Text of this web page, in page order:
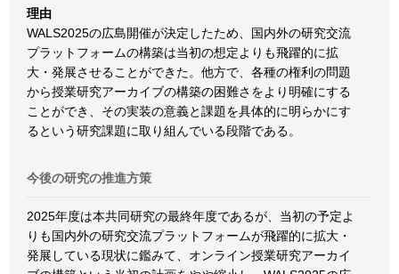
理由
WALS2025の広島開催が決定したため、国内外の研究交流
プラットフォームの構築は当初の想定よりも飛躍的に拡
大・発展させることができた。他方で、各種の権利の問題
から授業研究アーカイブの構築の困難さをより明確にする
ことができ、その実装の意義と課題を具体的に明らかにす
るという研究課題に取り組んでいる段階である。
今後の研究の推進方策
2025年度は本共同研究の最終年度であるが、当初の予定よ
りも国内外の研究交流プラットフォームが飛躍的に拡大・
発展している現状に鑑みて、オンライン授業研究アーカイ